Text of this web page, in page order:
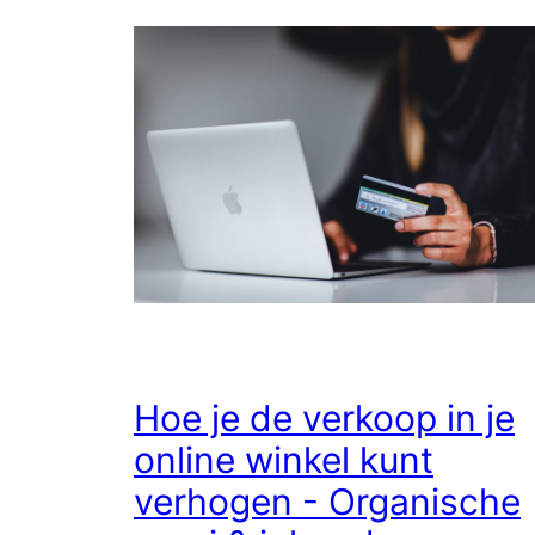
Hoe je de verkoop in je
online winkel kunt
verhogen - Organische